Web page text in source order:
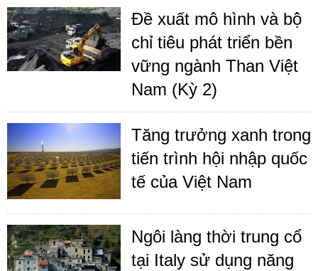
Đề xuất mô hình và bộ
chỉ tiêu phát triển bền
vững ngành Than Việt
Nam (Kỳ 2)
Tăng trưởng xanh trong
tiến trình hội nhập quốc
tế của Việt Nam
Ngôi làng thời trung cổ
tại Italy sử dụng năng